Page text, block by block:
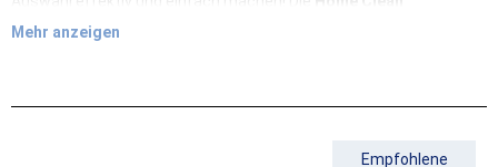
Produktlinie wurde unter Berücksichtigung der Bedürfnisse
Mehr anzeigen
Empfohlene